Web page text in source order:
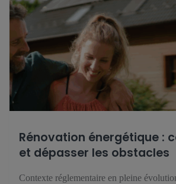
Rénovation énergétique :
et dépasser les obstacles
Contexte réglementaire en pleine